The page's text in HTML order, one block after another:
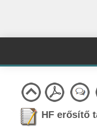
HF erősítő